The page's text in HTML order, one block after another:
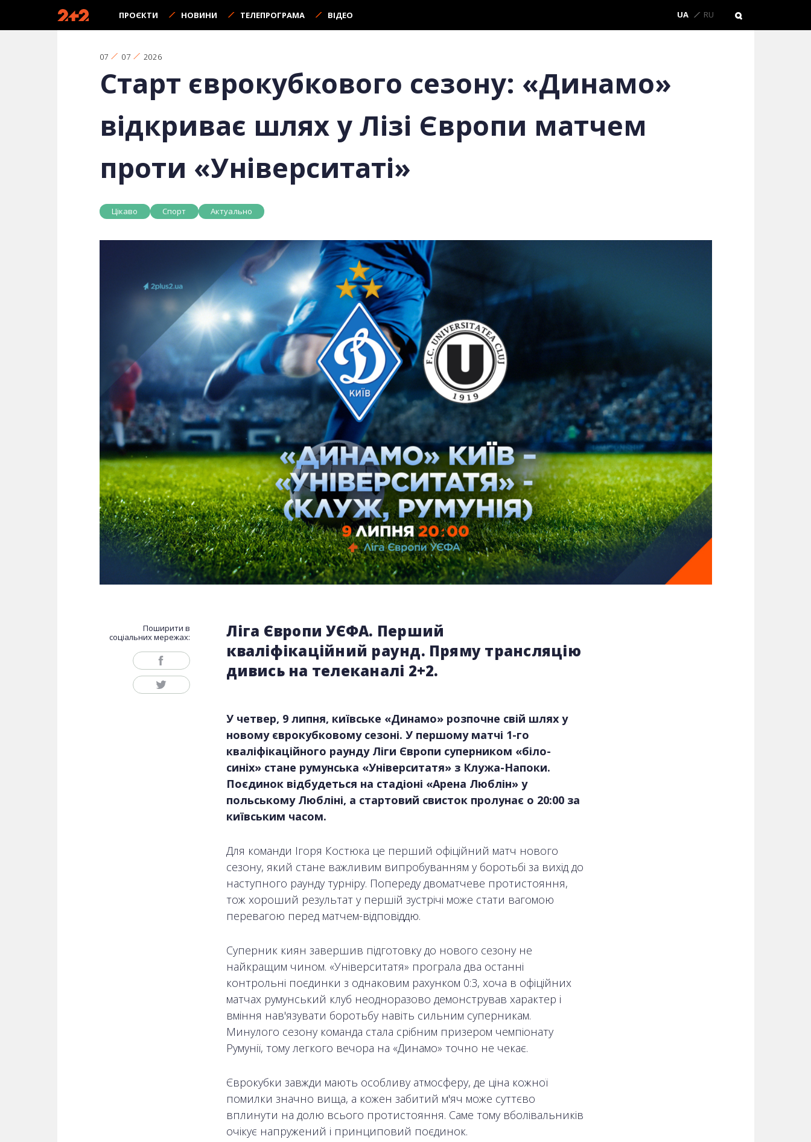
ПРОЄКТИ НОВИНИ ТЕЛЕПРОГРАМА ВІДЕО UA RU
07 07 2026
Старт єврокубкового сезону: «Динамо»
відкриває шлях у Лізі Європи матчем
проти «Університаті»
Цікаво Спорт Актуально
Поширити в
соціальних мережах:
Ліга Європи УЄФА. Перший
кваліфікаційний раунд. Пряму трансляцію
дивись на телеканалі 2+2.
У четвер, 9 липня, київське «Динамо» розпочне свій шлях у
новому єврокубковому сезоні. У першому матчі 1-го
кваліфікаційного раунду Ліги Європи суперником «біло-
синіх» стане румунська «Університатя» з Клужа-Напоки.
Поєдинок відбудеться на стадіоні «Арена Люблін» у
польському Любліні, а стартовий свисток пролунає о 20:00 за
київським часом.
Для команди Ігоря Костюка це перший офіційний матч нового
сезону, який стане важливим випробуванням у боротьбі за вихід до
наступного раунду турніру. Попереду двоматчеве протистояння,
тож хороший результат у першій зустрічі може стати вагомою
перевагою перед матчем-відповіддю.
Суперник киян завершив підготовку до нового сезону не
найкращим чином. «Університатя» програла два останні
контрольні поєдинки з однаковим рахунком 0:3, хоча в офіційних
матчах румунський клуб неодноразово демонстрував характер і
вміння нав'язувати боротьбу навіть сильним суперникам.
Минулого сезону команда стала срібним призером чемпіонату
Румунії, тому легкого вечора на «Динамо» точно не чекає.
Єврокубки завжди мають особливу атмосферу, де ціна кожної
помилки значно вища, а кожен забитий м'яч може суттєво
вплинути на долю всього протистояння. Саме тому вболівальників
очікує напружений і принциповий поєдинок.